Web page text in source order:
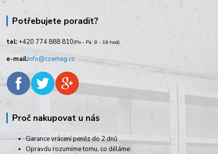
Potřebujete poradit?
tel: +420 774 888 810(Po - Pá: 8 - 16 hod)
e-mail:info@czemag.cz
Proč nakupovat u nás
Garance vrácení peněz do 2 dnů
Opravdu rozumíme tomu, co děláme